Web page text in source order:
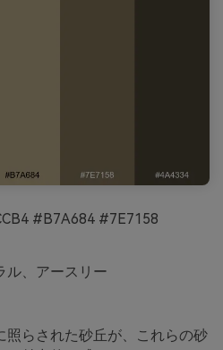
#B7A684 #7E7158
ル、アースリー
照らされた砂丘が、これらの砂